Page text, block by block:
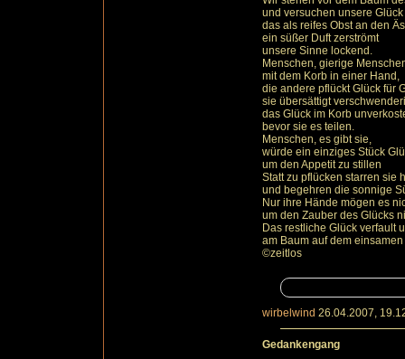
und versuchen unsere
das als reifes Obst an den
ein süßer Duft zerströmt
unsere Sinne lockend.
Menschen, gierige
mit dem Korb in einer Hand,
die andere pflückt Glück für
sie übersättigt
das Glück im Korb
bevor sie es teilen.
Menschen, es gibt sie,
würde ein einziges Stück
um den Appetit zu stillen
Statt zu pflücken starren sie
und begehren die sonnige
Nur ihre Hände mögen es
um den Zauber des Glücks
Das restliche Glück verfault
am Baum auf dem
©zeitlos
wirbelwind 26.04.2007,
Gedankengang